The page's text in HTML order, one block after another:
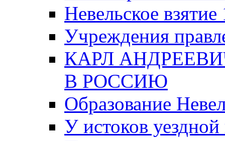
Невельское
Учреждения
КАРЛ
В РОССИЮ
Образование
У истоков